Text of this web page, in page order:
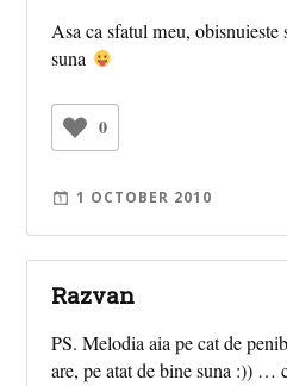
Asa ca sfatul meu,
suna
0
1 OCTOBER 2010
Razvan
PS. Melodia aia pe cat de
are, pe atat de bine suna :)) …